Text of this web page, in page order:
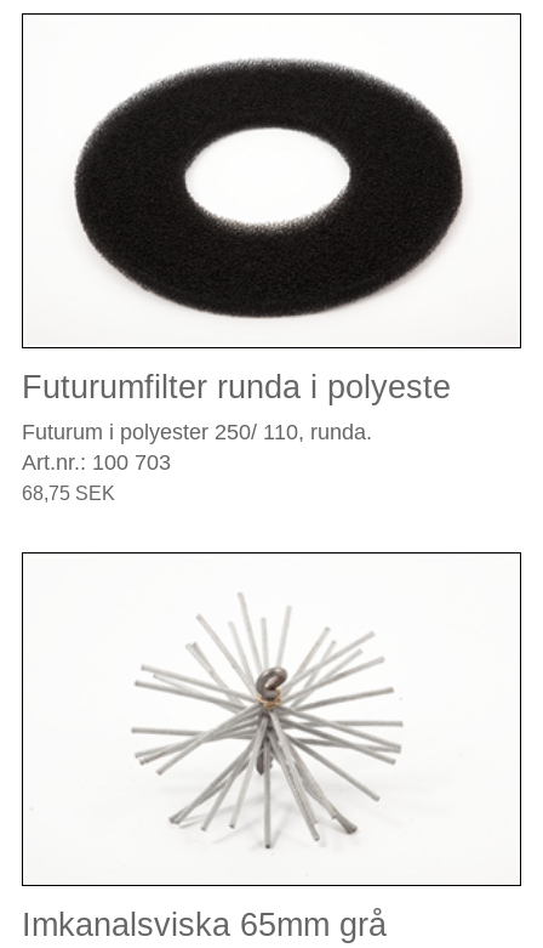
Futurumfilter runda i polyeste
Futurum i polyester 250/ 110, runda.
Art.nr.: 100 703
68,75 SEK
Imkanalsviska 65mm grå